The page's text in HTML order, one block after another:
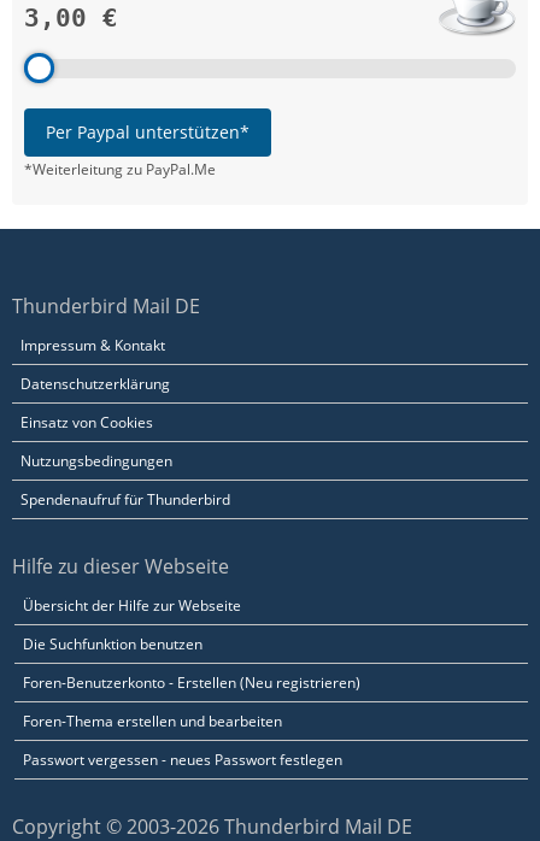
3,00 €
Per Paypal unterstützen*
*Weiterleitung zu PayPal.Me
Thunderbird Mail DE
Impressum & Kontakt
Datenschutzerklärung
Einsatz von Cookies
Nutzungsbedingungen
Spendenaufruf für Thunderbird
Hilfe zu dieser Webseite
Übersicht der Hilfe zur Webseite
Die Suchfunktion benutzen
Foren-Benutzerkonto - Erstellen (Neu registrieren)
Foren-Thema erstellen und bearbeiten
Passwort vergessen - neues Passwort festlegen
Copyright © 2003-2026 Thunderbird Mail DE